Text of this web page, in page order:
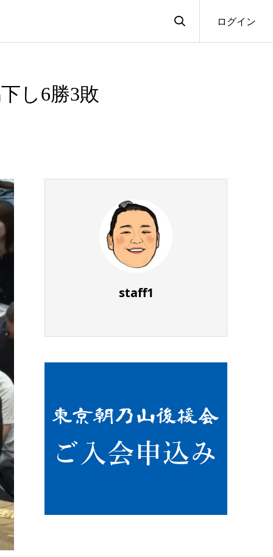
ログイン
し6勝3敗
staff1